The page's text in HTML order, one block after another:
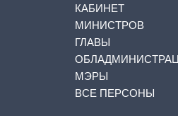
КАБИНЕТ
МИНИСТРОВ
ГЛАВЫ
МЭРЫ
ВСЕ ПЕРСОНЫ